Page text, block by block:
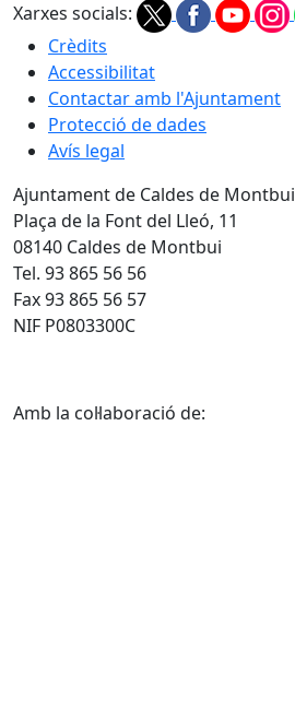
Xarxes socials:
Crèdits
Accessibilitat
Contactar amb l'Ajuntament
Protecció de dades
Avís legal
Ajuntament de Caldes de Montbui
Plaça de la Font del Lleó, 11
08140 Caldes de Montbui
Tel. 93 865 56 56
Fax 93 865 56 57
NIF P0803300C
Amb la col·laboració de: